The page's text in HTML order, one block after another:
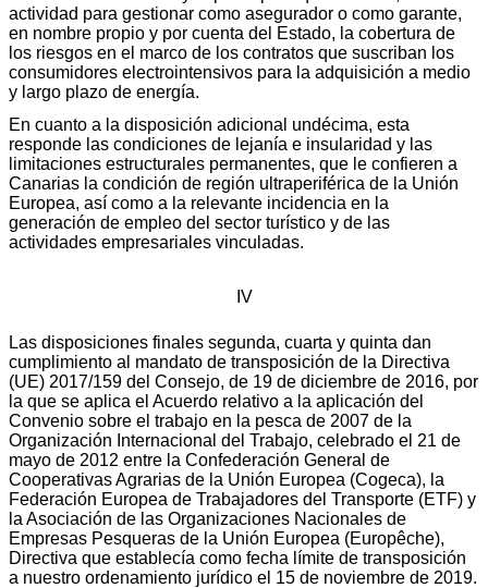
actividad para gestionar como asegurador o como garante,
en nombre propio y por cuenta del Estado, la cobertura de
los riesgos en el marco de los contratos que suscriban los
consumidores electrointensivos para la adquisición a medio
y largo plazo de energía.
En cuanto a la disposición adicional undécima, esta
responde las condiciones de lejanía e insularidad y las
limitaciones estructurales permanentes, que le confieren a
Canarias la condición de región ultraperiférica de la Unión
Europea, así como a la relevante incidencia en la
generación de empleo del sector turístico y de las
actividades empresariales vinculadas.
IV
Las disposiciones finales segunda, cuarta y quinta dan
cumplimiento al mandato de transposición de la Directiva
(UE) 2017/159 del Consejo, de 19 de diciembre de 2016, por
la que se aplica el Acuerdo relativo a la aplicación del
Convenio sobre el trabajo en la pesca de 2007 de la
Organización Internacional del Trabajo, celebrado el 21 de
mayo de 2012 entre la Confederación General de
Cooperativas Agrarias de la Unión Europea (Cogeca), la
Federación Europea de Trabajadores del Transporte (ETF) y
la Asociación de las Organizaciones Nacionales de
Empresas Pesqueras de la Unión Europea (Europêche),
Directiva que establecía como fecha límite de transposición
a nuestro ordenamiento jurídico el 15 de noviembre de 2019.